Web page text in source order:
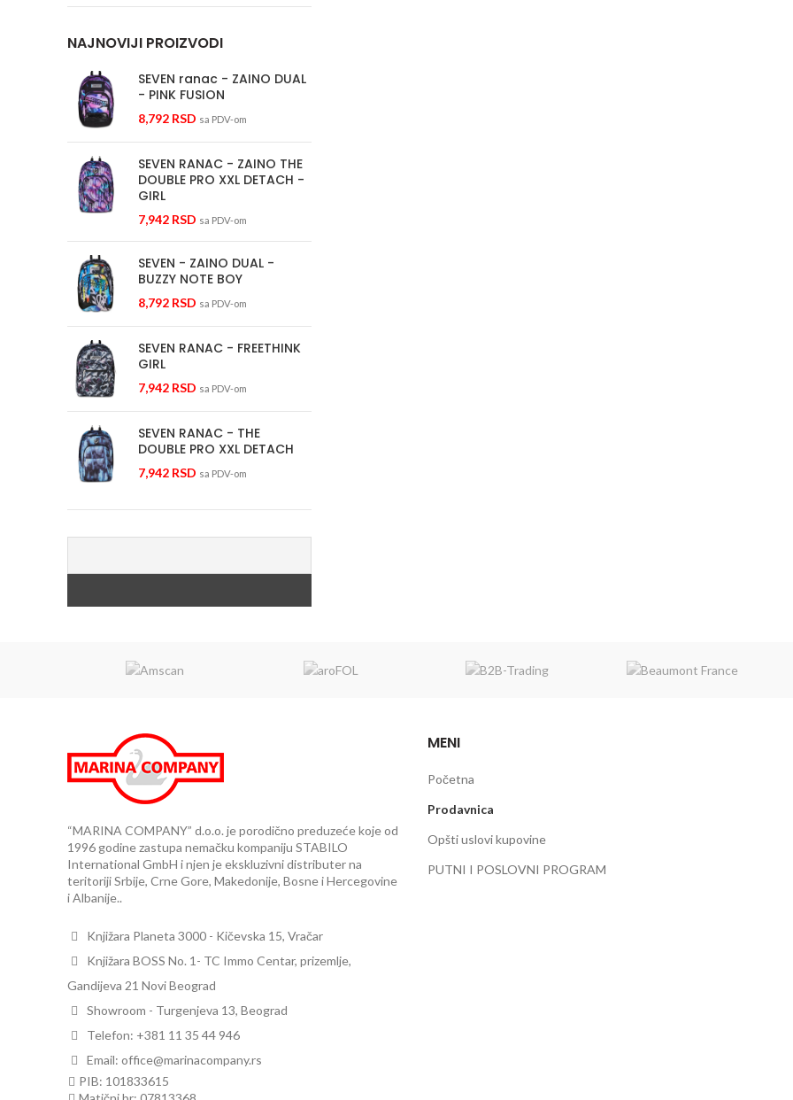
NAJNOVIJI PROIZVODI
SEVEN ranac - ZAINO DUAL
- PINK FUSION
8,792 RSD sa PDV-om
SEVEN RANAC - ZAINO THE
DOUBLE PRO XXL DETACH -
GIRL
7,942 RSD sa PDV-om
SEVEN - ZAINO DUAL -
BUZZY NOTE BOY
8,792 RSD sa PDV-om
SEVEN RANAC - FREETHINK
GIRL
7,942 RSD sa PDV-om
SEVEN RANAC - THE
DOUBLE PRO XXL DETACH
7,942 RSD sa PDV-om
“MARINA COMPANY” d.o.o. je porodično preduzeće koje od
1996 godine zastupa nemačku kompaniju STABILO
International GmbH i njen je ekskluzivni distributer na
teritoriji Srbije, Crne Gore, Makedonije, Bosne i Hercegovine
i Albanije..
Knjižara Planeta 3000 - Kičevska 15, Vračar
Knjižara BOSS No. 1- TC Immo Centar, prizemlje,
Gandijeva 21 Novi Beograd
Showroom - Turgenjeva 13, Beograd
Telefon: +381 11 35 44 946
Email: office@marinacompany.rs
PIB: 101833615
MENI
Početna
Prodavnica
Opšti uslovi kupovine
PUTNI I POSLOVNI PROGRAM